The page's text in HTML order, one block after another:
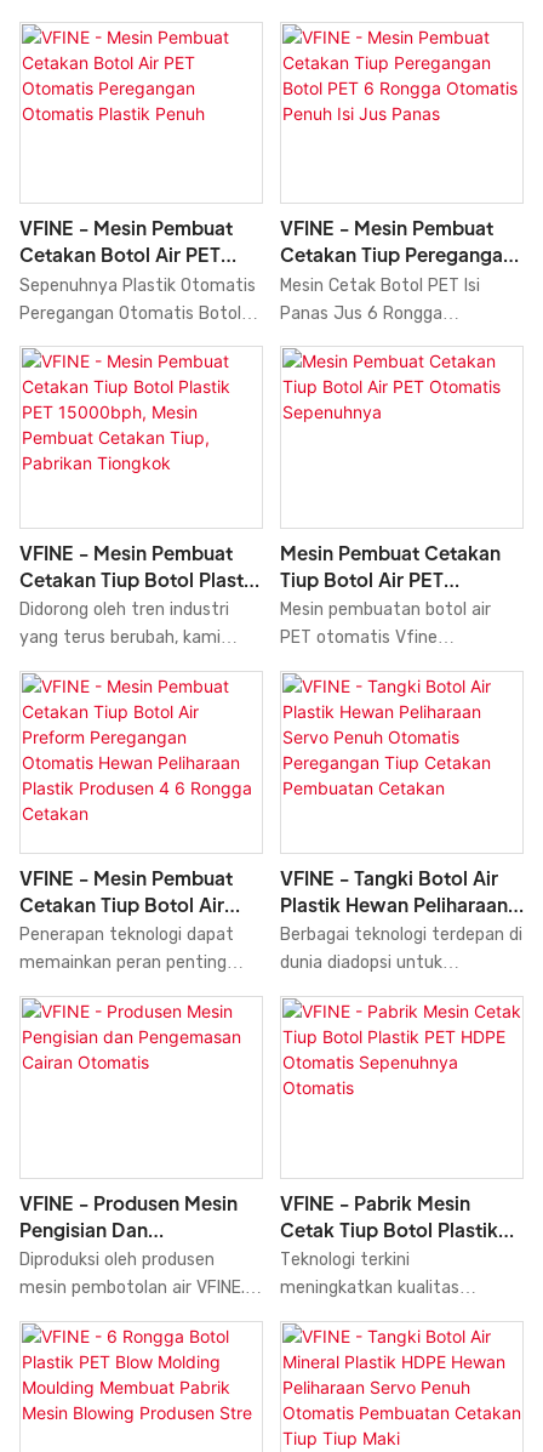
dan presisi untuk pembuatan
botol. Mesin pembuat botol
HDPE ini sepenuhnya dikontrol
servo, sehingga
Mesin ini dirancang untuk
efisiensi tinggi, menghasilkan
botol dengan cepat dan andal.
serta mengadopsi teknologi
tiup peregangan dua langkah
yang sudah mapan.
VFINE - Mesin Pembuat
Cetakan Botol Air PET
Otomatis Peregangan
Otomatis Plastik Penuh
Sepenuhnya Plastik Otomatis
Peregangan Otomatis Botol
Air Hewan Peliharaan Tiup Tiup
Peniup Cetakan Cetakan
Mesin Pembuat Cetakan
Tangki Mesin Produsen Harga
Peralatan volume penjualan
mengonsolidasikan hambatan
ekologis, sehingga perusahaan
dapat mempertahankan daya
saing yang kuat untuk waktu
yang lama. Terlebih lagi,
produk ini menampilkan
kombinasi inovasi yang
inovatif. Teknologi diterapkan
untuk memenuhi permintaan
pasar dengan lebih baik.
VFINE - Mesin Pembuat
Cetakan Tiup Peregangan
Botol PET 6 Rongga
Otomatis Penuh Isi Jus
Mesin Cetak Botol PET Isi
Panas Jus 6 Rongga
Sepenuhnya Otomatis, Mesin
Cetak Tiup Peregangan,
Produsen Kecepatan Tinggi
dibandingkan dengan produk
dll., dan menikmati reputasi
yang baik di pasar.
VFINE - Mesin Pembuat
Cetakan Tiup Botol Plastik
PET 15000bph, Mesin
Pembuat Cetakan Tiup,
Didorong oleh tren industri
yang terus berubah, kami
telah meningkatkan dan
memodernisasi teknologi
manufaktur. Dengan
keunggulan yang telah teruji
tersebut, Mesin Cetak Tiup
Botol Plastik PET 15000bph,
Produsen Cina, memainkan
peran penting dalam bidang
Mesin Cetak Tiup.
Mesin Pembuat Cetakan
Tiup Botol Air PET
Otomatis Sepenuhnya
Mesin pembuatan botol air
PET otomatis Vfine
mengadopsi teknologi
peniupan peregangan dua
langkah yang matang,
dirancang secara profesional
untuk produksi wadah
VFINE - Mesin Pembuat
Cetakan Tiup Botol Air
Preform Peregangan
Otomatis Hewan
Produsen 4 6 Rongga
Cetakan
Penerapan teknologi dapat
memainkan peran penting
fisik dan kimia dari Mesin
Pembuat Cetakan Tiup Botol
Preform Air Peregangan
Servo Otomatis Penuh. Di
bidang seperti Mesin Cetak
Tiup, produk ini digunakan
secara luas dan memiliki
berbagai macam aplikasi
potensial.
VFINE - Tangki Botol Air
Plastik Hewan Peliharaan
Servo Penuh Otomatis
Peregangan Tiup Cetakan
Berbagai teknologi terdepan di
dunia diadopsi untuk
Plastik Hewan Peliharaan
Servo Penuh Otomatis,
Pembuatan Cetakan Tiup
Peregangan, Pembuatan
yang disebutkan di atas,
produk dapat ditemukan
secara luas di bidang Mesin
Cetak Tiup.
VFINE - Produsen Mesin
Pengisian Dan
Pengemasan Cairan
Otomatis
Diproduksi oleh produsen
mesin pembotolan air VFINE.
otomatis VFINE adalah mesin
pengisian dan pengemasan air
canggih yang dirancang dan
diproduksi oleh para ahli
VFINE - Pabrik Mesin
Cetak Tiup Botol Plastik
PET HDPE Otomatis
Sepenuhnya Otomatis
Teknologi terkini
meningkatkan kualitas
Plastik Hewan Peliharaan
HDPE Sepenuhnya Otomatis,
Pembuatan Mesin Cetak Tiup
Air, Pabrik Produsen Harga